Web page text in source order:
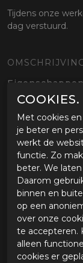
Tijdens onze
dag verstuurd.
Type helm
Betaalbare
Uitstekend
Helmschaal
2
ECE 22.05
Ventilatie
ACS
3 afsluitbare
2
COOKIES.
Met cookies
je beter en
werkt de
functie. Zo
beter. We
Daarom
binnen en
op een
over onze
te accepteren.
alleen
cookies er